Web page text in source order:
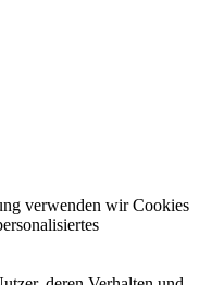
verwenden wir Cookies